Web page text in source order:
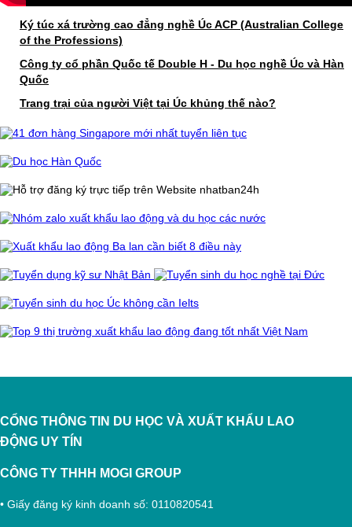
Ký túc xá trường cao đẳng nghề Úc ACP (Australian College
of the Professions)
Công ty cổ phần Quốc tế Double H - Du học nghề Úc và Hàn
Quốc
Trang trại của người Việt tại Úc khủng thế nào?
CỔNG THÔNG TIN DU HỌC VÀ XUẤT KHẨU LAO
ĐỘNG UY TÍN
CÔNG TY THHH MOGI GROUP
• Giấy đăng ký kinh doanh số: 0110820541